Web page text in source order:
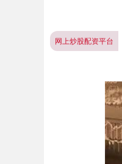
网上炒股配资平台